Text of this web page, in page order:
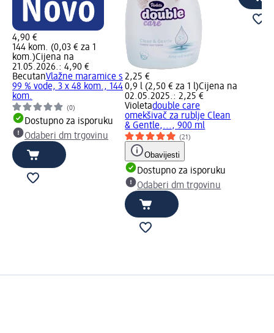
4,90 €
144 kom. (0,03 € za 1
kom.)Cijena na
21.05.2026.: 4,90 €
BecutanVlažne maramice s
99 % vode, 3 x 48 kom., 144
kom.
(0)
Dostupno za isporuku
Odaberi dm trgovinu
2,25 €
0,9 l (2,50 € za 1 l)Cijena na
02.05.2025.: 2,25 €
Violetadouble care
omekšivač za rublje Clean
& Gentle,..., 900 ml
(21)
Obavijesti
Dostupno za isporuku
Odaberi dm trgovinu